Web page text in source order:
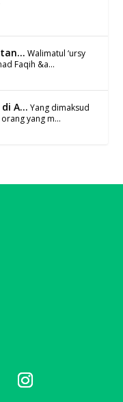
Walimatul ‘ursy
Faqih &a...
A... Yang dimaksud
yang m...